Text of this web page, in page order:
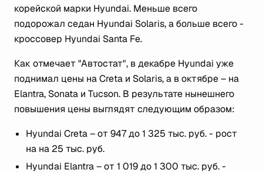
корейской марки Hyundai. Меньше всего
подорожал седан Hyundai Solaris, а больше всего -
кроссовер Hyundai Santa Fe.
Как отмечает "Автостат", в декабре Hyundai уже
поднимал цены на Creta и Solaris, а в октябре – на
Elantra, Sonata и Tucson. В результате нынешнего
повышения цены выглядят следующим образом:
Hyundai Creta – от 947 до 1 325 тыс. руб. - рост
на на 25 тыс. руб.
Hyundai Elantra – от 1 019 до 1 300 тыс. руб. -